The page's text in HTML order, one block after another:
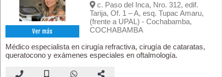
Ver más
c. Paso del Inca, Nro. 312, edif.
Tarija, Of. 1 – A, esq. Tupac Amaru,
(frente a UPAL) - Cochabamba,
COCHABAMBA
Médico especialista en cirugía refractiva, cirugía de cataratas,
queratocono y exámenes especiales en oftalmología.